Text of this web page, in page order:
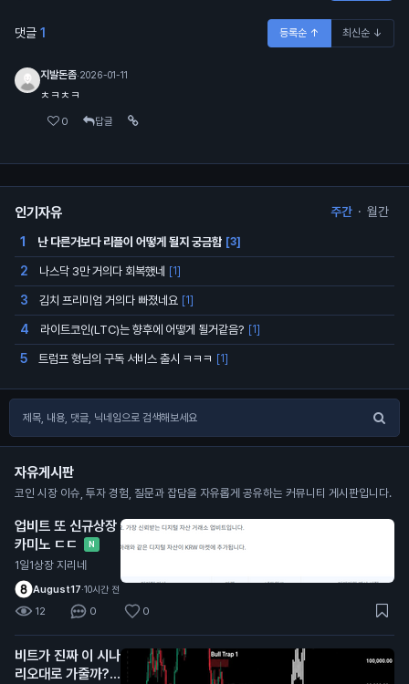
댓글 1 등록순 ↑ 최신순 ↓
지발돈좀·2026-01-11
ㅊㅋㅊㅋ
0 답글
인기자유 주간 · 월간
1 난 다른거보다 리플이 어떻게 될지 궁금함 [3]
2 나스닥 3만 거의다 회복했네 [1]
3 김치 프리미엄 거의다 빠졌네요 [1]
4 라이트코인(LTC)는 향후에 어떻게 될거같음? [1]
5 트럼프 형님의 구독 서비스 출시 ㅋㅋㅋ [1]
자유게시판
코인 시장 이슈, 투자 경험, 질문과 잡담을 자유롭게 공유하는 커뮤니티 게시판입니다.
업비트 또 신규상장
카미노 ㄷㄷ
N
1일1상장 지리네
August17·10시간 전
12 0 0
비트가 진짜 이 시나
리오대로 가줄까?